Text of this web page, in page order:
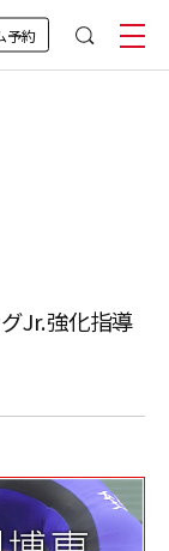
予約
Jr.強化指導